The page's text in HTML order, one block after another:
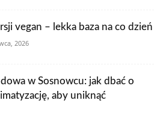
vegan – lekka baza na co dzień
2026
w Sosnowcu: jak dbać o
aby uniknąć